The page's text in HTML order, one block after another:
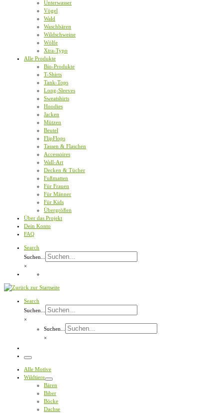
Unterwasser
Vögel
Wald
Waschbären
Wildschweine
Wölfe
Xtra-Typo
Alle Produkte
Bio-Produkte
T-Shirts
Tank-Tops
Long-Sleeves
Sweatshirts
Hoodies
Jacken
Mützen
Beutel
FlipFlops
Tassen & Flaschen
Accessoires
Wall-Art
Decken & Tücher
Fußmatten
Für Frauen
Für Männer
Für Kids
Übergrößen
Über das Projekt
Dein Konto
FAQ
Search
Suchen...
×
Search
Suchen...
×
Suchen...
×
Menü
Alle Motive
Wildtiere
Bären
Biber
Böcke
Dachse